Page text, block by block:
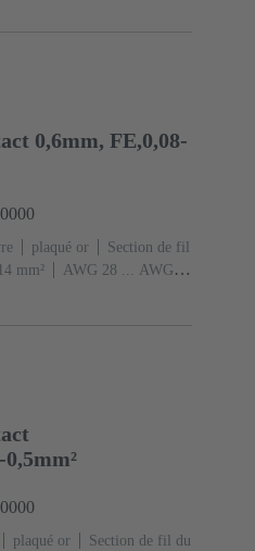
0,6mm, FE,0,08-
plaqué or
Section de fil
mm²
AWG 28 ... AWG
plaqué or
Section de fil du